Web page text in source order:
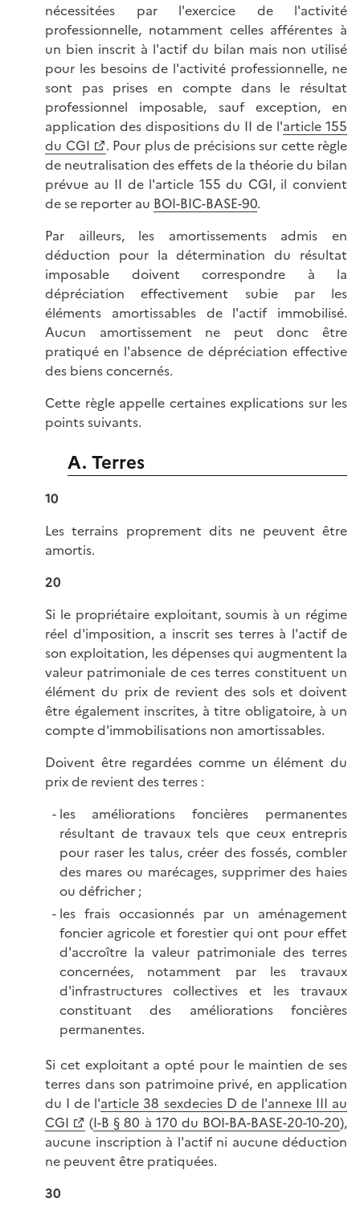
nécessitées par l'exercice de l'activité
professionnelle, notamment celles afférentes à
un bien inscrit à l'actif du bilan mais non utilisé
pour les besoins de l'activité professionnelle, ne
sont pas prises en compte dans le résultat
professionnel imposable, sauf exception, en
application des dispositions du II de l'article 155
du CGI
. Pour plus de précisions sur cette règle
de neutralisation des effets de la théorie du bilan
prévue au II de l'article 155 du CGI, il convient
de se reporter au BOI-BIC-BASE-90.
Par ailleurs, les amortissements admis en
déduction pour la détermination du résultat
imposable doivent correspondre à la
dépréciation effectivement subie par les
éléments amortissables de l'actif immobilisé.
Aucun amortissement ne peut donc être
pratiqué en l'absence de dépréciation effective
des biens concernés.
Cette règle appelle certaines explications sur les
points suivants.
A. Terres
10
Les terrains proprement dits ne peuvent être
amortis.
20
Si le propriétaire exploitant, soumis à un régime
réel d'imposition, a inscrit ses terres à l'actif de
son exploitation, les dépenses qui augmentent la
valeur patrimoniale de ces terres constituent un
élément du prix de revient des sols et doivent
être également inscrites, à titre obligatoire, à un
compte d'immobilisations non amortissables.
Doivent être regardées comme un élément du
prix de revient des terres :
les améliorations foncières permanentes
résultant de travaux tels que ceux entrepris
pour raser les talus, créer des fossés, combler
des mares ou marécages, supprimer des haies
ou défricher ;
les frais occasionnés par un aménagement
foncier agricole et forestier qui ont pour effet
d'accroître la valeur patrimoniale des terres
concernées, notamment par les travaux
d'infrastructures collectives et les travaux
constituant des améliorations foncières
permanentes.
Si cet exploitant a opté pour le maintien de ses
terres dans son patrimoine privé, en application
du I de l'article 38 sexdecies D de l'annexe III au
CGI
(I-B § 80 à 170 du BOI-BA-BASE-20-10-20),
aucune inscription à l'actif ni aucune déduction
ne peuvent être pratiquées.
30